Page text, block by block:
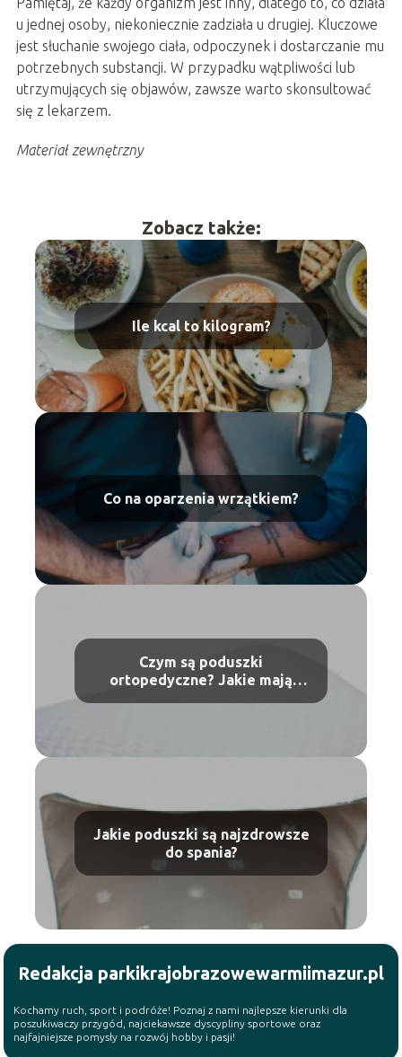
u jednej osoby, niekoniecznie zadziała u drugiej. Kluczowe
jest słuchanie swojego ciała, odpoczynek i dostarczanie mu
potrzebnych substancji. W przypadku wątpliwości lub
utrzymujących się objawów, zawsze warto skonsultować
się z lekarzem.
Materiał zewnętrzny
Zobacz także:
Ile kcal to kilogram?
Co na oparzenia wrzątkiem?
Czym są poduszki
ortopedyczne? Jakie mają
Jakie poduszki są najzdrowsze
do spania?
Redakcja parkikrajobrazowewarmiimazur.pl
Kochamy ruch, sport i podróże! Poznaj z nami najlepsze kierunki dla
poszukiwaczy przygód, najciekawsze dyscypliny sportowe oraz
najfajniejsze pomysły na rozwój hobby i pasji!